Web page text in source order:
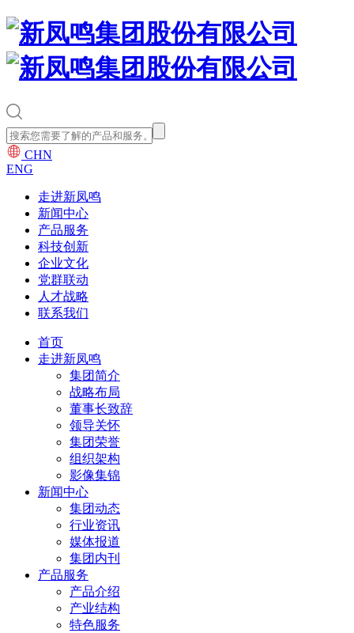
CHN
ENG
走进新凤鸣
新闻中心
产品服务
科技创新
企业文化
党群联动
人才战略
联系我们
首页
走进新凤鸣
集团简介
战略布局
董事长致辞
领导关怀
集团荣誉
组织架构
影像集锦
新闻中心
集团动态
行业资讯
媒体报道
集团内刊
产品服务
产品介绍
产业结构
特色服务